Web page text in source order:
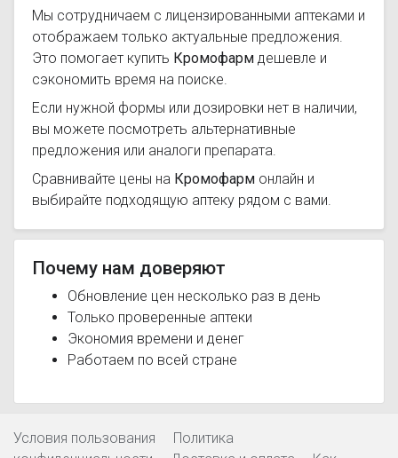
Мы сотрудничаем с лицензированными аптеками и
отображаем только актуальные предложения.
Это помогает купить Кромофарм дешевле и
сэкономить время на поиске.
Если нужной формы или дозировки нет в наличии,
вы можете посмотреть альтернативные
предложения или аналоги препарата.
Сравнивайте цены на Кромофарм онлайн и
выбирайте подходящую аптеку рядом с вами.
Почему нам доверяют
Обновление цен несколько раз в день
Только проверенные аптеки
Экономия времени и денег
Работаем по всей стране
Условия пользования
Политика